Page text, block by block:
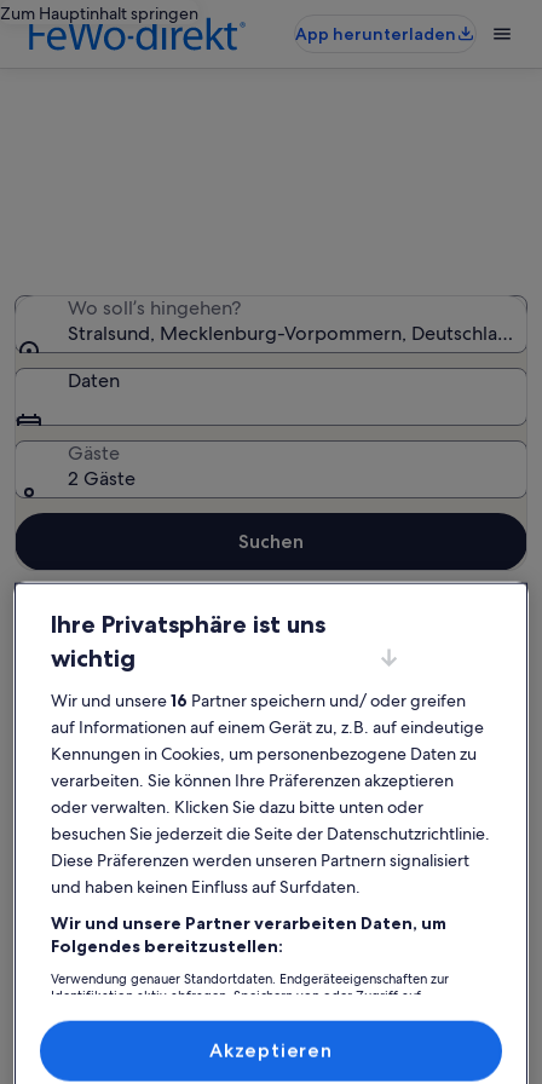
Zum Hauptinhalt springen
App herunterladen
Wo soll’s hingehen?
Stralsund, Mecklenburg-Vorpommern, Deutschland
Daten
Gäste
2 Gäste
Suchen
Landkreis Nordvorpommern
Stralsund: Finde deine perfekte
Unterkunft
Weitere Infos zu Zentrale FeWo mit 2 Schlafzimmern &
Ihre Privatsphäre ist uns
wichtig
Wir und unsere16 Partner speichern und/ oder greifen
auf Informationen auf einem Gerät zu, z.B. auf eindeutige
Kennungen in Cookies, um personenbezogene Daten zu
verarbeiten. Sie können Ihre Präferenzen akzeptieren
oder verwalten. Klicken Sie dazu bitte unten oder
besuchen Sie jederzeit die Seite der Datenschutzrichtlinie.
Diese Präferenzen werden unseren Partnern signalisiert
und haben keinen Einfluss auf Surfdaten.
Wir und unsere Partner verarbeiten Daten, um
Folgendes bereitzustellen:
Verwendung genauer Standortdaten. Endgeräteeigenschaften zur
Identifikation aktiv abfragen. Speichern von oder Zugriff auf
Inhalte, Messung von Werbeleistung und der Performance von Inhalten,
Zielgruppenforschung sowie Entwicklung und Verbesserung von
Akzeptieren